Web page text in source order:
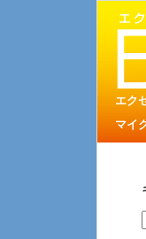
エク
マイ